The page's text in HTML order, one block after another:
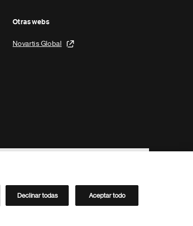
Otras webs
Novartis Global
Directorio de Novartis
Declinar todas Aceptar todo